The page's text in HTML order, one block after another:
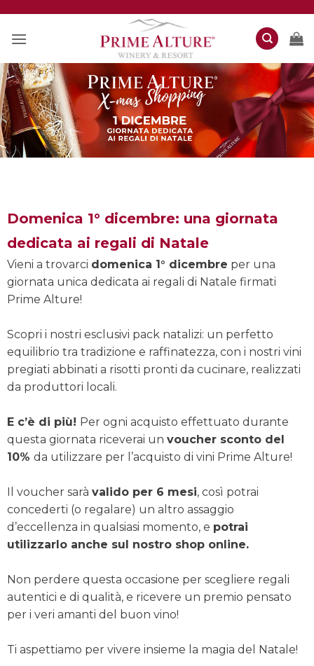
Domenica 1° dicembre: una giornata
dedicata ai regali di Natale
Vieni a trovarci domenica 1° dicembre per una
giornata unica dedicata ai regali di Natale firmati
Prime Alture!
Scopri i nostri esclusivi pack natalizi: un perfetto
equilibrio tra tradizione e raffinatezza, con i nostri vini
pregiati abbinati a risotti pronti da cucinare, realizzati
da produttori locali.
E c’è di più! Per ogni acquisto effettuato durante
questa giornata riceverai un voucher sconto del
10% da utilizzare per l’acquisto di vini Prime Alture!
Il voucher sarà valido per 6 mesi, così potrai
concederti (o regalare) un altro assaggio
d’eccellenza in qualsiasi momento, e potrai
utilizzarlo anche sul nostro shop online.
Non perdere questa occasione per scegliere regali
autentici e di qualità, e ricevere un premio pensato
per i veri amanti del buon vino!
Ti aspettiamo per vivere insieme la magia del Natale!